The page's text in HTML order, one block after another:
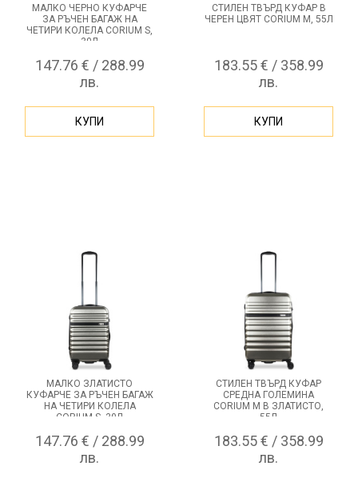
МАЛКО ЧЕРНО КУФАРЧЕ
ЗА РЪЧЕН БАГАЖ НА
ЧЕТИРИ КОЛЕЛА CORIUM S,
30Л
147.76 € / 288.99
лв.
КУПИ
СТИЛЕН ТВЪРД КУФАР В
ЧЕРЕН ЦВЯТ CORIUM M, 55Л
183.55 € / 358.99
лв.
КУПИ
МАЛКО ЗЛАТИСТО
КУФАРЧЕ ЗА РЪЧЕН БАГАЖ
НА ЧЕТИРИ КОЛЕЛА
CORIUM S, 30Л
147.76 € / 288.99
лв.
СТИЛЕН ТВЪРД КУФАР
СРЕДНА ГОЛЕМИНА
CORIUM M В ЗЛАТИСТО,
55Л
183.55 € / 358.99
лв.